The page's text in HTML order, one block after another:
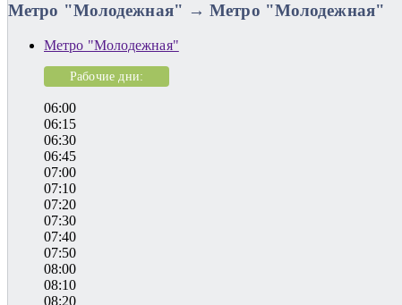
Метро "Молодежная" → Метро "Молодежная"
Метро "Молодежная"
Рабочие дни:
06:00
06:15
06:30
06:45
07:00
07:10
07:20
07:30
07:40
07:50
08:00
08:10
08:20